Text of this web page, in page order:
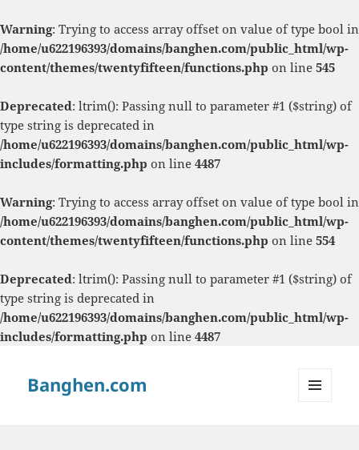
Warning: Trying to access array offset on value of type bool in
/home/u622196393/domains/banghen.com/public_html/wp-
content/themes/twentyfifteen/functions.php on line 545
Deprecated: ltrim(): Passing null to parameter #1 ($string) of
type string is deprecated in
/home/u622196393/domains/banghen.com/public_html/wp-
includes/formatting.php on line 4487
Warning: Trying to access array offset on value of type bool in
/home/u622196393/domains/banghen.com/public_html/wp-
content/themes/twentyfifteen/functions.php on line 554
Deprecated: ltrim(): Passing null to parameter #1 ($string) of
type string is deprecated in
/home/u622196393/domains/banghen.com/public_html/wp-
includes/formatting.php on line 4487
Banghen.com